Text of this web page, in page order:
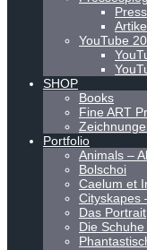
YouTube
SHOP
Books
Fine ART
Portfolio
Animals –
Bolschoi
Caelum et
Cityskapes
Das Portrait
Die